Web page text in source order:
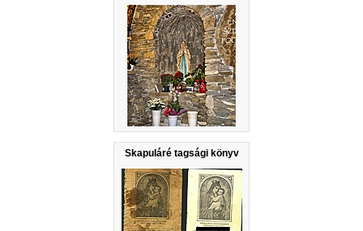
Skapuláré tagsági könyv